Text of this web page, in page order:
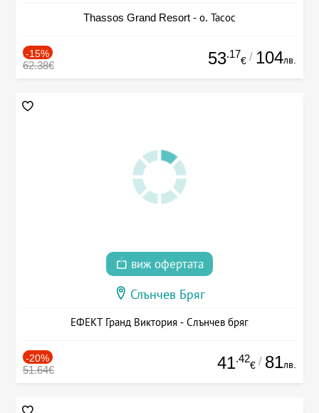
Thassos Grand Resort - о. Тасос
-15%
62.38€ 53.17
€ / 104лв.
виж офертата
Слънчев Бряг
ЕФЕКТ Гранд Виктория - Слънчев бряг
-20%
51.64€ 41.42
€ / 81лв.